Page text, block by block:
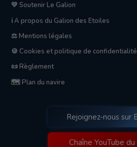
💛 Soutenir Le Galion
ℹ️ A propos du Galion des Etoiles
⚖️ Mentions légales
🍪 Cookies et politique de confidentialité
📜 Règlement
🗺️ Plan du navire
Rejoignez-nous sur
Chaîne YouTube du